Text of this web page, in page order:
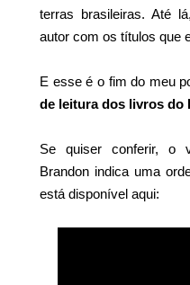
terras brasileiras. Até
autor com os títulos que
E esse é o fim do meu
de leitura dos livros do
Se quiser conferir, o
Brandon indica uma
está disponível aqui: